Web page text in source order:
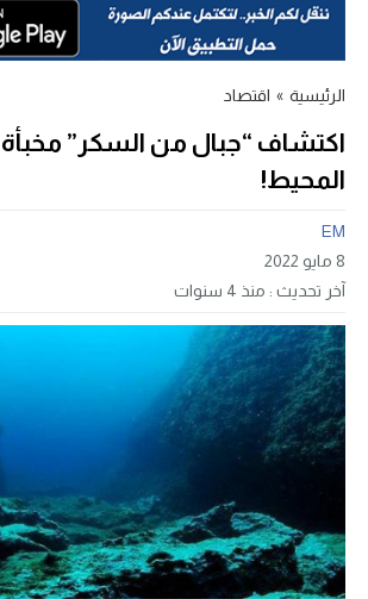
الرئيسية » اقتصاد
اكتشاف “جبال من السكر”
المحيط!
EM
8 مايو 2022
آخر تحديث : منذ 4 سنوات